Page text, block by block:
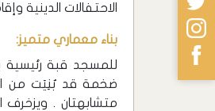
الاحتفالات الدينية
بناء معماري متميز:
ضخمة قد بٌنِيَت من
متشابهتان .